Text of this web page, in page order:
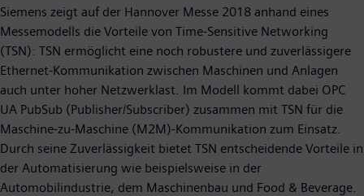
Siemens zeigt auf der Hannover Messe 2018 anhand eines
Messemodells die Vorteile von Time-Sensitive Networking
(TSN): TSN ermöglicht eine noch robustere und zuverlässigere
Ethernet-Kommunikation zwischen Maschinen und Anlagen
auch unter hoher Netzwerklast. Im Modell kommt dabei OPC
UA PubSub (Publisher/Subscriber) zusammen mit TSN für die
Maschine-zu-Maschine (M2M)-Kommunikation zum Einsatz.
Durch seine Zuverlässigkeit bietet TSN entscheidende Vorteile in
der Automatisierung wie beispielsweise in der
Automobilindustrie, dem Maschinenbau und Food & Beverage.